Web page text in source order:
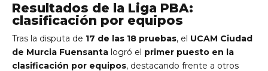
Resultados de la Liga PBA:
clasificación por equipos
Tras la disputa de 17 de las 18 pruebas, el UCAM Ciudad
de Murcia Fuensanta logró el primer puesto en la
clasificación por equipos, destacando frente a otros